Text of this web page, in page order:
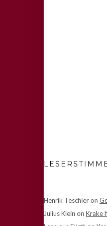
Henrik Teschleron
Julius Klein on Krake